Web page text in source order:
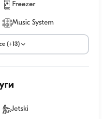
Freezer
Music System
(+13)
Jetski